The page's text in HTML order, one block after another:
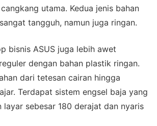
utama. Kedua jenis bahan
tangguh, namun juga ringan.
bisnis ASUS juga lebih awet
dengan bahan plastik ringan.
dari tetesan cairan hingga
Terdapat sistem engsel baja yang
layar sebesar 180 derajat dan nyaris